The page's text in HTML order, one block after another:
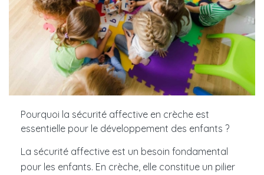
Pourquoi la sécurité affective en crèche est
essentielle pour le développement des enfants ?
La sécurité affective est un besoin fondamental
pour les enfants. En crèche, elle constitue un pilier